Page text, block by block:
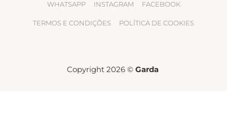
WHATSAPP INSTAGRAM FACEBOOK
TERMOS E CONDIÇÕES POLÍTICA DE COOKIES
Copyright 2026 © Garda